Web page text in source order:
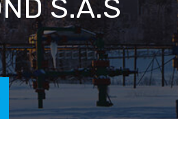
S.A.S